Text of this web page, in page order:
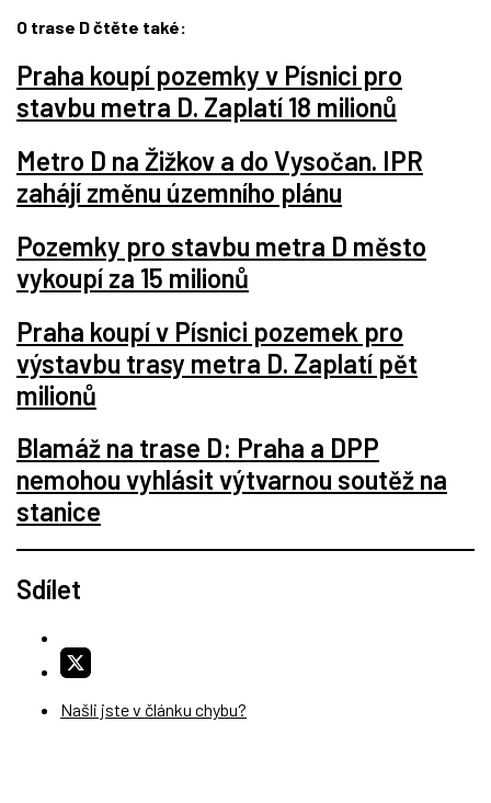
O trase D čtěte také:
Praha koupí pozemky v Písnici pro
stavbu metra D. Zaplatí 18 milionů
Metro D na Žižkov a do Vysočan. IPR
zahájí změnu územního plánu
Pozemky pro stavbu metra D město
vykoupí za 15 milionů
Praha koupí v Písnici pozemek pro
výstavbu trasy metra D. Zaplatí pět
milionů
Blamáž na trase D: Praha a DPP
nemohou vyhlásit výtvarnou soutěž na
stanice
Sdílet
Našli jste v článku chybu?